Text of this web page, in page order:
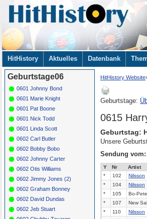
Navigation
überspringen
HitHistory Aktuelles Datenbank
HitHistory Website
Geburtstage:
0615
Geburtstag:
Unsere
Sendung vom:
Y Nr Artist
*
102 Nilsson
*
104 Nilsson
*
105 Bo-Pete
*
107 New
*
110 Nilsson
Geburtstage06
0601 Johnny Bond
0601 Marie Knight
0601 Pat Boone
0601 Nick Todd
0601 Linda Scott
0602 Carl Butler
0602 Bobby Bobo
0602 Johnny Carter
0602 Otis Williams
0602 Jimmy Jones (2)
0602 Graham Bonney
0602 David Dundas
0602 Jeb Stuart